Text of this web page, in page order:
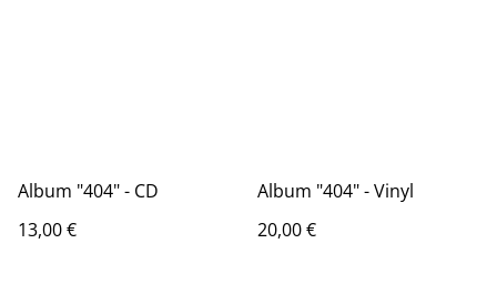
Album "404" - CD
13,00 €
Album "404" - Vinyl
20,00 €